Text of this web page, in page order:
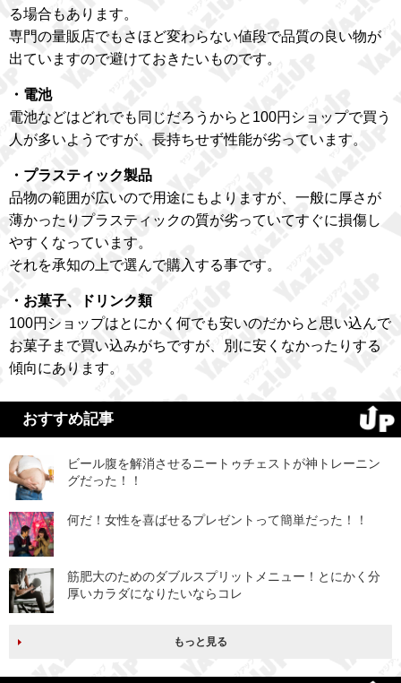
る場合もあります。
専門の量販店でもさほど変わらない値段で品質の良い物が
出ていますので避けておきたいものです。
・電池
電池などはどれでも同じだろうからと100円ショップで買う
人が多いようですが、長持ちせず性能が劣っています。
・プラスティック製品
品物の範囲が広いので用途にもよりますが、一般に厚さが
薄かったりプラスティックの質が劣っていてすぐに損傷し
やすくなっています。
それを承知の上で選んで購入する事です。
・お菓子、ドリンク類
100円ショップはとにかく何でも安いのだからと思い込んで
お菓子まで買い込みがちですが、別に安くなかったりする
傾向にあります。
おすすめ記事
ビール腹を解消させるニートゥチェストが神トレーニン
グだった！！
何だ！女性を喜ばせるプレゼントって簡単だった！！
筋肥大のためのダブルスプリットメニュー！とにかく分
厚いカラダになりたいならコレ
もっと見る